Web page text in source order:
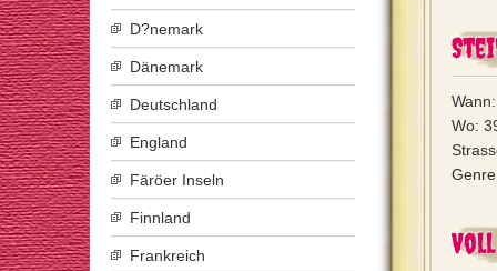
Wo:
D?nemark
Dänemark
Deutschland
England
Färöer Inseln
Finnland
Frankreich